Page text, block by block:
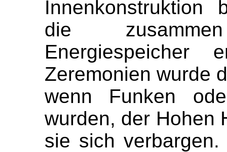
Innenkonstruktion
die
Energiespeicher
Zeremonien wurde
wenn Funken
wurden, der Hohen
sie sich